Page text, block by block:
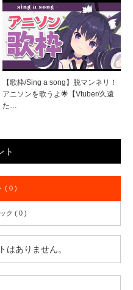
【歌枠/Sing a song】脱マンネリ！
アニソンを歌うよ🌟【Vtuber/久遠
た…
ト
( 0 )
ク ( 0 )
はありません。